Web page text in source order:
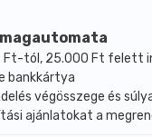
Ft-tól, 25.000 Ft felett
bankkártya
végösszege és
ajánlatokat a